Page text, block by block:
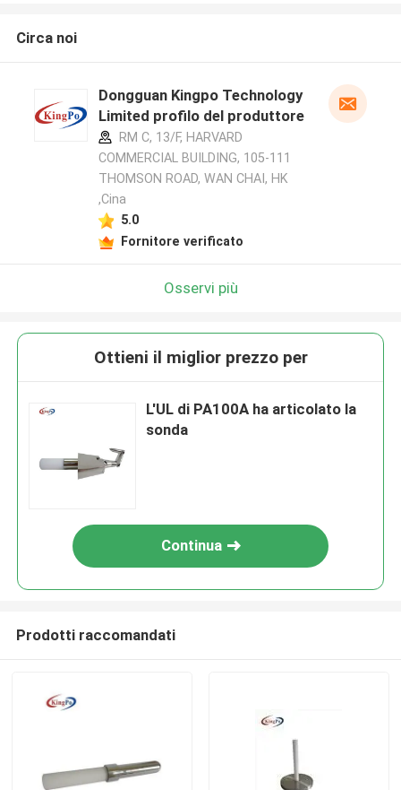
Circa noi
Dongguan Kingpo Technology
Limited profilo del produttore
RM C, 13/F, HARVARD
COMMERCIAL BUILDING, 105-111
THOMSON ROAD, WAN CHAI, HK
,Cina
5.0
Fornitore verificato
Osservi più
Ottieni il miglior prezzo per
L'UL di PA100A ha articolato la
sonda
Continua
Prodotti raccomandati